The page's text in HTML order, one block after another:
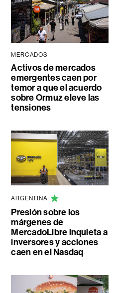
MERCADOS
Activos de mercados
emergentes caen por
temor a que el acuerdo
sobre Ormuz eleve las
tensiones
ARGENTINA
Presión sobre los
márgenes de
MercadoLibre inquieta a
inversores y acciones
caen en el Nasdaq